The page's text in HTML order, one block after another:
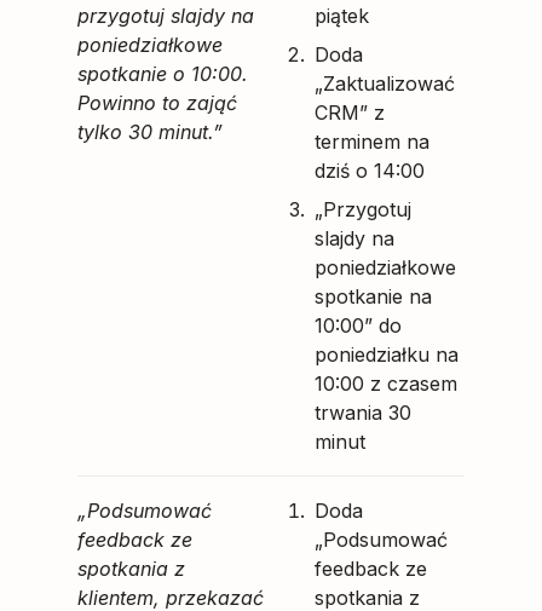
przygotuj slajdy na
poniedziałkowe
spotkanie o 10:00.
Powinno to zająć
tylko 30 minut.”
piątek
Doda
„Zaktualizować
CRM” z
terminem na
dziś o 14:00
„Przygotuj
slajdy na
poniedziałkowe
spotkanie na
10:00” do
poniedziałku na
10:00 z czasem
trwania 30
minut
„Podsumować
feedback ze
spotkania z
klientem, przekazać
Doda
„Podsumować
feedback ze
spotkania z